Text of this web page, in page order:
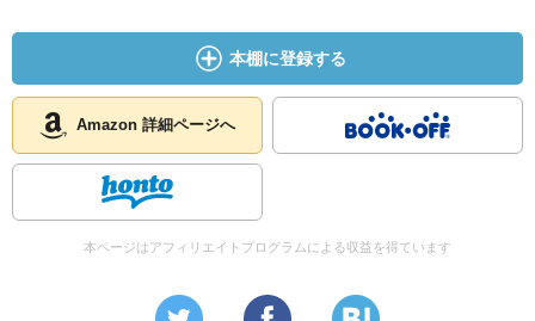
本棚に登録する
Amazon 詳細ページへ
本ページはアフィリエイトプログラムによる収益を得ています